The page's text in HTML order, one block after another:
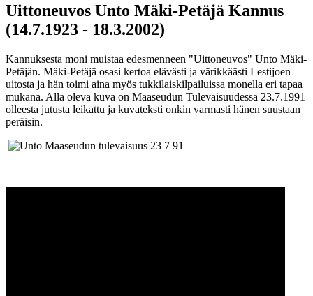
Uittoneuvos Unto Mäki-Petäjä Kannus
(14.7.1923 - 18.3.2002)
Kannuksesta moni muistaa edesmenneen "Uittoneuvos" Unto Mäki-
Petäjän. Mäki-Petäjä osasi kertoa elävästi ja värikkäästi Lestijoen
uitosta ja hän toimi aina myös tukkilaiskilpailuissa monella eri tapaa
mukana. Alla oleva kuva on Maaseudun Tulevaisuudessa 23.7.1991
olleesta jutusta leikattu ja kuvateksti onkin varmasti hänen suustaan
peräisin.